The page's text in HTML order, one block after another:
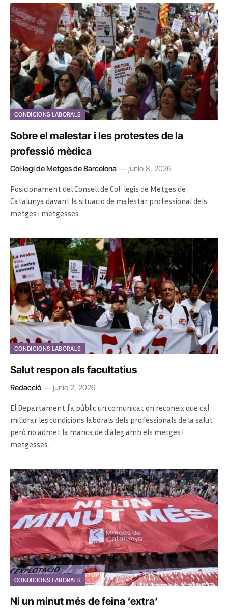
CONDICIONS LABORALS
Sobre el malestar i les protestes de la
professió mèdica
Col·legi de Metges de Barcelona junio 8, 2026
Posicionament del Consell de Col·legis de Metges de
Catalunya davant la situació de malestar professional dels
metges i metgesses.
CONDICIONS LABORALS
Salut respon als facultatius
Redacció junio 2, 2026
El Departament fa públic un comunicat on reconeix que cal
millorar leș condicions laborals dels professionals de la salut
però no admet la manca de diàleg amb els metges i
metgesses.
CONDICIONS LABORALS
Ni un minut més de feina ‘extra’